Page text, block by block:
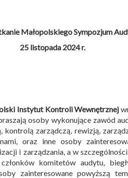
Małopolskiego Sympozjum
25 listopada 2024 r.
Instytut Kontroli Wewnętrznej
osoby wykonujące zawód
zarządczą, rewizją,
oraz inne osoby
i zarządzania, a w
komitetów audytu,
zainteresowane powyższą